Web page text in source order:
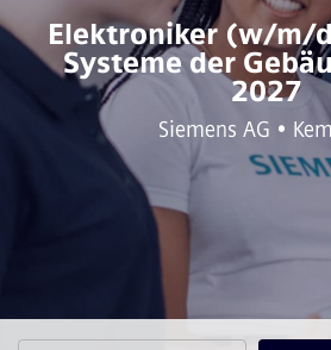
Elektroniker (w/m/
Systeme der
2027
Siemens AG •